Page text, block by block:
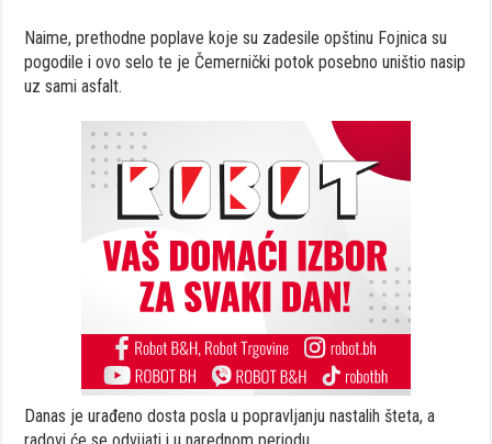
Naime, prethodne poplave koje su zadesile opštinu Fojnica su
pogodile i ovo selo te je Čemernički potok posebno uništio nasip
uz sami asfalt.
Danas je urađeno dosta posla u popravljanju nastalih šteta, a